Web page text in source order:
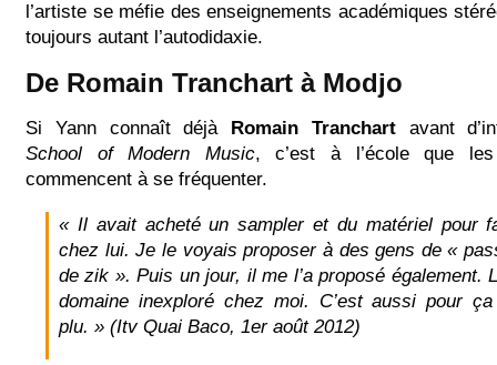
l’artiste se méfie des enseignements académiques
toujours autant l’autodidaxie.
De Romain Tranchart à Modjo
Si Yann connaît déjà Romain Tranchartavant
School of Modern Music, c’est à l’école que
commencent à se fréquenter.
« Il avait acheté un sampler et du matériel pour
chez lui. Je le voyais proposer à des gens de «
de zik ». Puis un jour, il me l’a proposé également.
domaine inexploré chez moi. C’est aussi pour ça
plu. » (Itv Quai Baco, 1er août 2012)